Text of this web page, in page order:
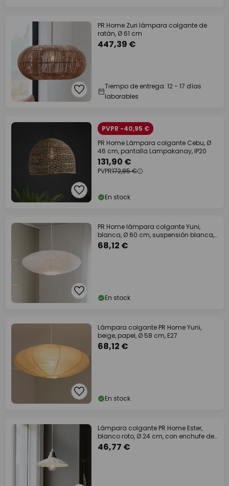
PR Home Zuri lámpara colgante de
ratán, Ø 61 cm
447,39 €
Tiempo de entrega: 12 - 17 días
laborables
PVPR -40,95 €
PR Home Lámpara colgante Cebu, Ø
46 cm, pantalla Lampakanay, IP20
131,90 €
PVPR172,85 €
En stock
PR Home lámpara colgante Yuni,
blanca, Ø 60 cm, suspensión blanca,
E14
68,12 €
En stock
Lámpara colgante PR Home Yuni,
beige, papel, Ø 58 cm, E27
68,12 €
En stock
Lámpara colgante PR Home Ester,
blanco roto, Ø 24 cm, con enchufe de
hierro
46,77 €